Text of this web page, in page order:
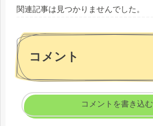
関連記事は見つかりませんでした。
コメント
コメントを書き込む